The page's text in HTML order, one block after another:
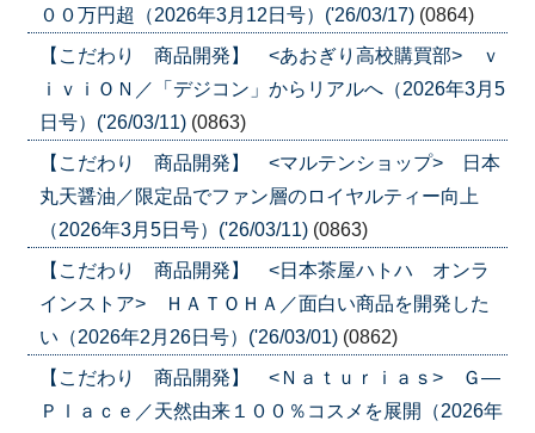
００万円超（2026年3月12日号）('26/03/17) (0864)
【こだわり 商品開発】 <あおぎり高校購買部> ｖ
ｉｖｉＯＮ／「デジコン」からリアルへ（2026年3月5
日号）('26/03/11) (0863)
【こだわり 商品開発】 <マルテンショップ> 日本
丸天醤油／限定品でファン層のロイヤルティー向上
（2026年3月5日号）('26/03/11) (0863)
【こだわり 商品開発】 <日本茶屋ハトハ オンラ
インストア> ＨＡＴＯＨＡ／面白い商品を開発した
い（2026年2月26日号）('26/03/01) (0862)
【こだわり 商品開発】 <Ｎａｔｕｒｉａｓ> Ｇ―
Ｐｌａｃｅ／天然由来１００％コスメを展開（2026年